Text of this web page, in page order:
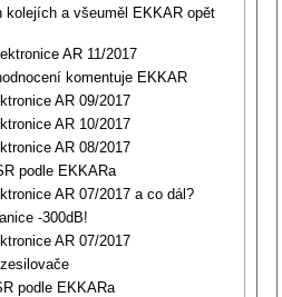
kolejích a všeuměl EKKAR opět
AR 11/2017
komentuje EKKAR
AR 09/2017
AR 10/2017
AR 08/2017
podle EKKARa
AR 07/2017 a co dál?
-300dB!
AR 07/2017
podle EKKARa